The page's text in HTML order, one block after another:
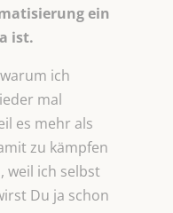
ein
ist.
ich
mal
es mehr als
zu kämpfen
weil ich selbst
Du ja schon